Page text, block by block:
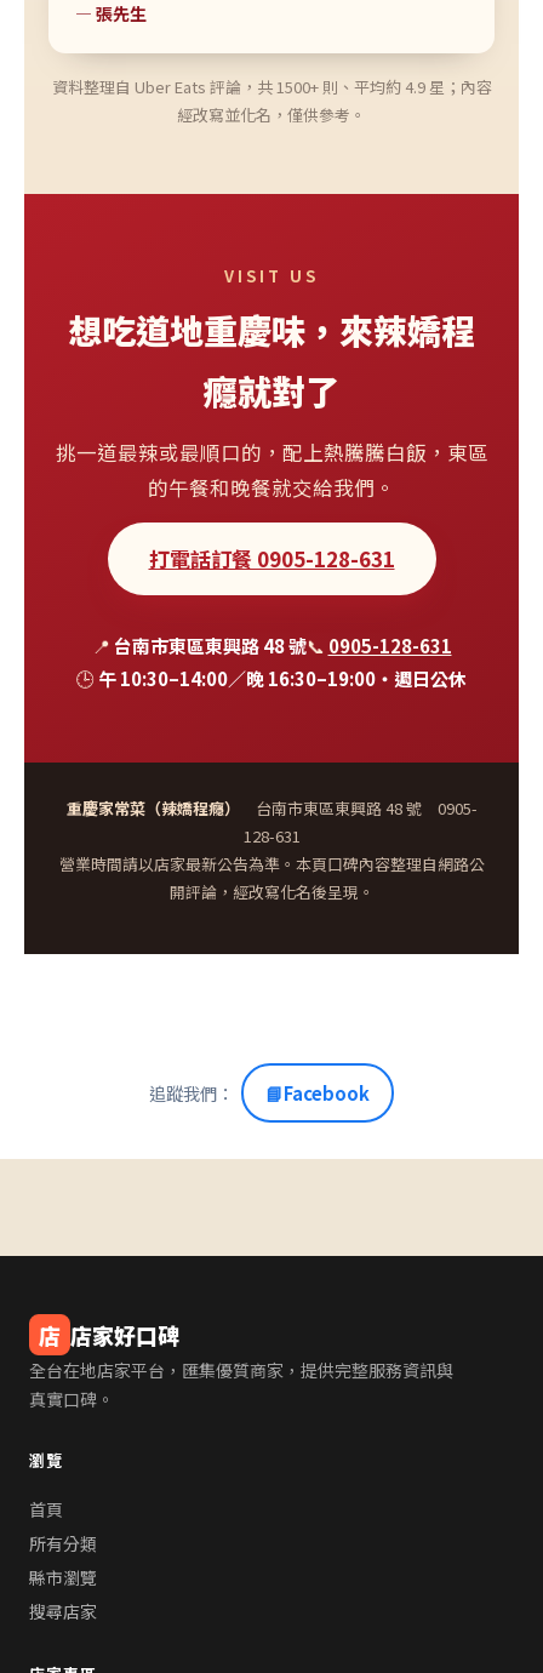
— 張先生
資料整理自 Uber Eats 評論，共 1500+ 則、平均約 4.9 星；內容
經改寫並化名，僅供參考。
VISIT US
想吃道地重慶味，來辣嬌程
癮就對了
挑一道最辣或最順口的，配上熱騰騰白飯，東區
的午餐和晚餐就交給我們。
打電話訂餐 0905-128-631
📍 台南市東區東興路 48 號📞 0905-128-631
🕒 午 10:30–14:00／晚 16:30–19:00・週日公休
重慶家常菜（辣嬌程癮）
台南市東區東興路 48 號 0905-
128-631
營業時間請以店家最新公告為準。本頁口碑內容整理自網路公
開評論，經改寫化名後呈現。
追蹤我們： 📘Facebook
店 店家好口碑
全台在地店家平台，匯集優質商家，提供完整服務資訊與
真實口碑。
瀏覽
首頁
所有分類
縣市瀏覽
搜尋店家